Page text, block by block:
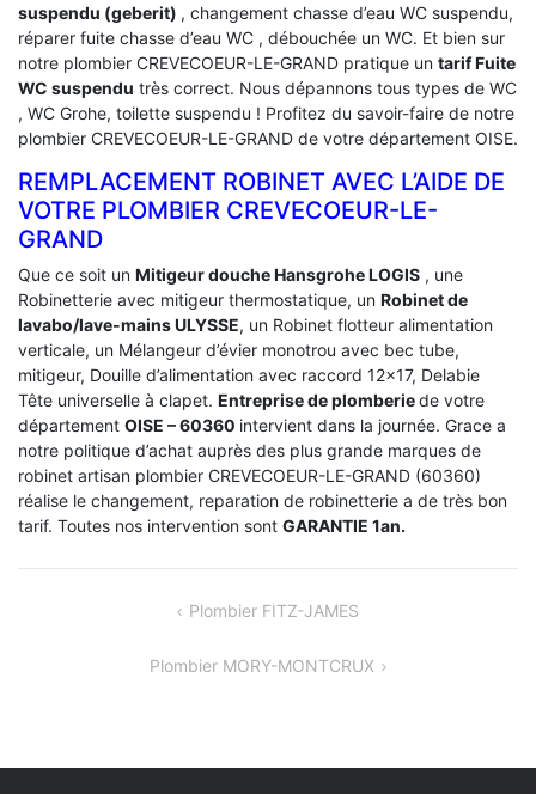
suspendu (geberit) , changement chasse d’eau WC suspendu,
réparer fuite chasse d’eau WC , débouchée un WC. Et bien sur
notre plombier CREVECOEUR-LE-GRAND pratique un tarif Fuite
WC suspendu très correct. Nous dépannons tous types de WC
, WC Grohe, toilette suspendu ! Profitez du savoir-faire de notre
plombier CREVECOEUR-LE-GRAND de votre département OISE.
REMPLACEMENT ROBINET AVEC L’AIDE DE
VOTRE PLOMBIER CREVECOEUR-LE-
GRAND
Que ce soit un Mitigeur douche Hansgrohe LOGIS , une
Robinetterie avec mitigeur thermostatique, un Robinet de
lavabo/lave-mains ULYSSE, un Robinet flotteur alimentation
verticale, un Mélangeur d’évier monotrou avec bec tube,
mitigeur, Douille d’alimentation avec raccord 12×17, Delabie
Tête universelle à clapet. Entreprise de plomberiede votre
département OISE – 60360 intervient dans la journée. Grace a
notre politique d’achat auprès des plus grande marques de
robinet artisan plombier CREVECOEUR-LE-GRAND (60360)
réalise le changement, reparation de robinetterie a de très bon
tarif. Toutes nos intervention sont GARANTIE 1an.
Plombier FITZ-JAMES
Plombier MORY-MONTCRUX